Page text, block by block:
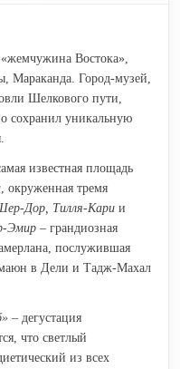
Востока»,
Мараканда. Город-музей,
Шелкового пути,
сохранил уникальную
известная площадь
, окруженная тремя
Дор, Тилля-Кари и
Эмир – грандиозная
послужившая
в Дели и Тадж-Махал
– дегустация
что светлый
из всех